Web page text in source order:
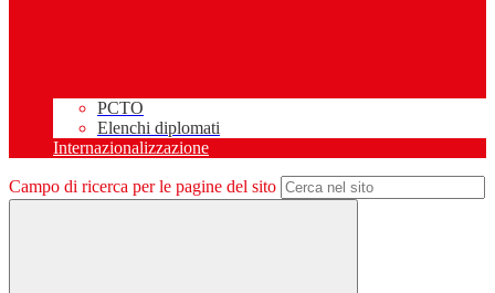
PCTO
Elenchi diplomati
Internazionalizzazione
Campo di ricerca per le pagine del sito